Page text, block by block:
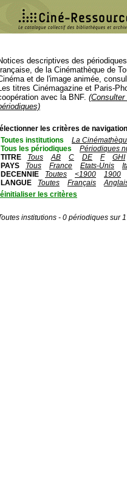
descriptives des
de la Cinémathèque de
et de l'image animée,
titres Cinémagazine et Paris-
avec la BNF.
les critères de
Toutes institutions
La
Tous les périodiques
Périodiques
TITRE
Tous AB C DE F
GHI
PAYS
Tous France Etats-Unis
DECENNIE
Toutes <1900
1900
LANGUE
Toutes Français
les critères
institutions - 0 périodiques sur